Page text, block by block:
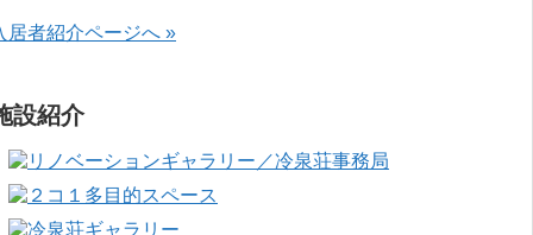
居者紹介ページへ »
設紹介